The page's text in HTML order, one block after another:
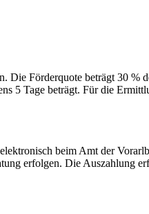
Förderquote beträgt 30
5 Tage beträgt. Für die
beim Amt der
erfolgen. Die Auszahlung